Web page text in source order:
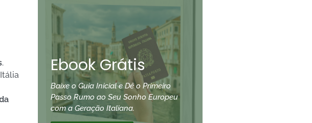
.
Ebook Grátis
Baixe o Guia Inicial e Dê o Primeiro
Passo Rumo ao Seu Sonho Europeu
com a Geração Italiana.